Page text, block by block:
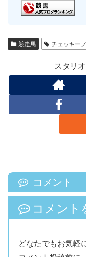
競走馬 チェッキーノ
スタリ
コメント
コメント
どなたでもお気軽